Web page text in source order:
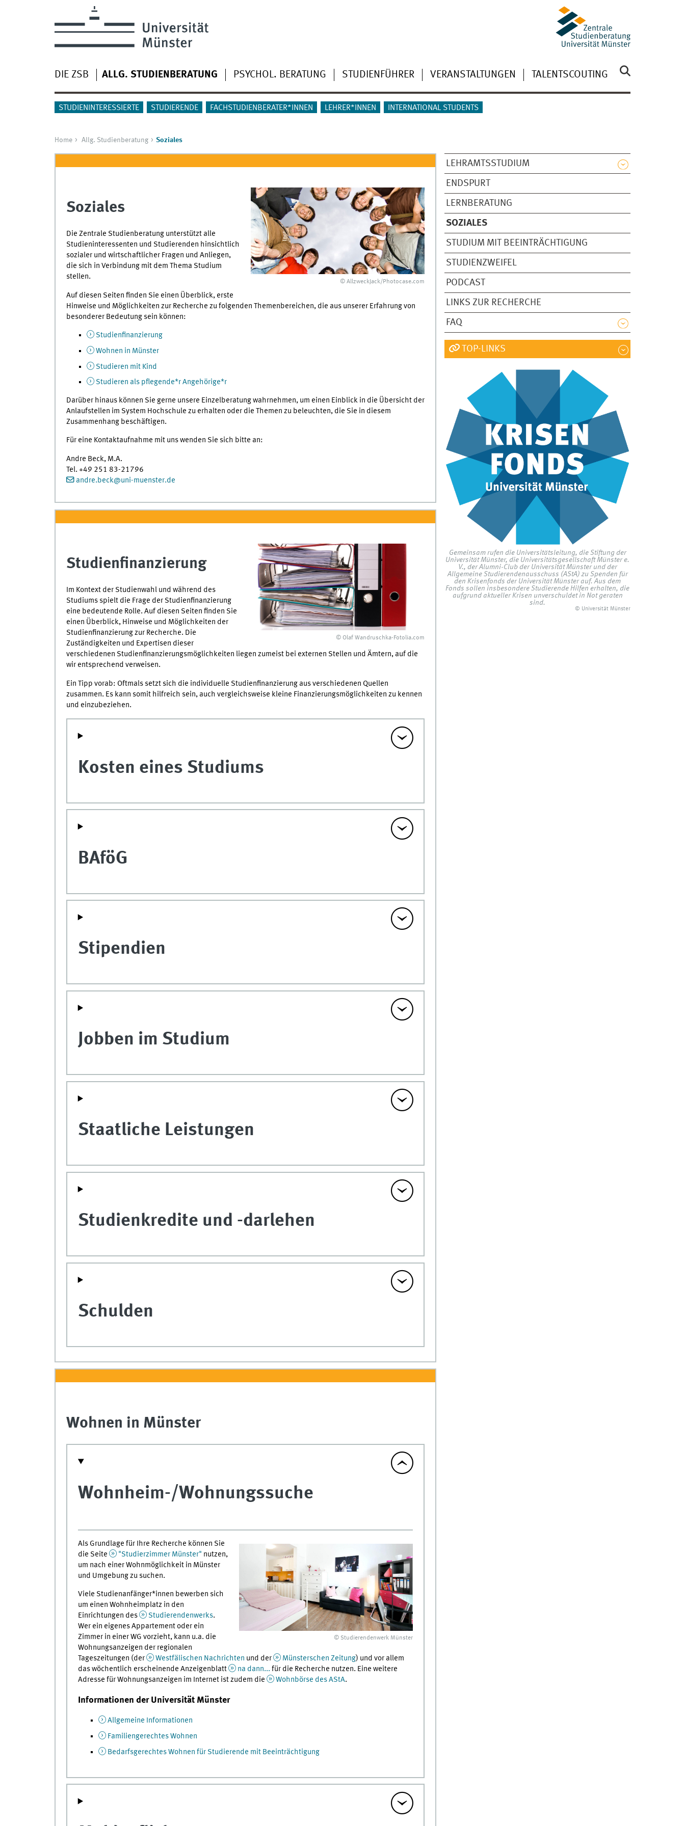
DIE ZSB ALLG. STUDIENBERATUNG PSYCHOL. BERATUNG STUDIENFÜHRER VERANSTALTUNGEN TALENTSCOUTING
STUDIENINTERESSIERTE STUDIERENDE FACHSTUDIENBERATER*INNEN LEHRER*INNEN INTERNATIONAL STUDENTS
Home Allg. Studienberatung Soziales
LEHRAMTSSTUDIUM
ENDSPURT
LERNBERATUNG
SOZIALES
STUDIUM MIT BEEINTRÄCHTIGUNG
STUDIENZWEIFEL
PODCAST
LINKS ZUR RECHERCHE
FAQ
© AllzweckJack/Photocase.com
Soziales
Die Zentrale Studienberatung unterstützt alle
Studieninteressenten und Studierenden hinsichtlich
sozialer und wirtschaftlicher Fragen und Anliegen,
die sich in Verbindung mit dem Thema Studium
stellen.
Auf diesen Seiten finden Sie einen Überblick, erste
Hinweise und Möglichkeiten zur Recherche zu folgenden Themenbereichen, die aus unserer Erfahrung von
besonderer Bedeutung sein können:
Studienfinanzierung
Wohnen in Münster
Studieren mit Kind
Studieren als pflegende*r Angehörige*r
Darüber hinaus können Sie gerne unsere Einzelberatung wahrnehmen, um einen Einblick in die Übersicht der
Anlaufstellen im System Hochschule zu erhalten oder die Themen zu beleuchten, die Sie in diesem
Zusammenhang beschäftigen.
Für eine Kontaktaufnahme mit uns wenden Sie sich bitte an:
Andre Beck, M.A.
Tel. +49 251 83-21796
andre.beck@uni-muenster.de
© Olaf Wandruschka-Fotolia.com
Studienfinanzierung
Im Kontext der Studienwahl und während des
Studiums spielt die Frage der Studienfinanzierung
eine bedeutende Rolle. Auf diesen Seiten finden Sie
einen Überblick, Hinweise und Möglichkeiten der
Studienfinanzierung zur Recherche. Die
Zuständigkeiten und Expertisen dieser
verschiedenen Studienfinanzierungsmöglichkeiten liegen zumeist bei externen Stellen und Ämtern, auf die
wir entsprechend verweisen.
Ein Tipp vorab: Oftmals setzt sich die individuelle Studienfinanzierung aus verschiedenen Quellen
zusammen. Es kann somit hilfreich sein, auch vergleichsweise kleine Finanzierungsmöglichkeiten zu kennen
und einzubeziehen.
Kosten eines Studiums
BAföG
Stipendien
Jobben im Studium
Staatliche Leistungen
Studienkredite und -darlehen
Schulden
Wohnen in Münster
Wohnheim-/Wohnungssuche
© Studierendenwerk Münster
Als Grundlage für Ihre Recherche können Sie
die Seite
"Studierzimmer Münster" nutzen,
um nach einer Wohnmöglichkeit in Münster
und Umgebung zu suchen.
Viele Studienanfänger*innen bewerben sich
um einen Wohnheimplatz in den
Einrichtungen des
Studierendenwerks.
Wer ein eigenes Appartement oder ein
Zimmer in einer WG vorzieht, kann u.a. die
Wohnungsanzeigen der regionalen
Tageszeitungen (der
Westfälischen Nachrichten und der Münsterschen Zeitung) und vor allem
das wöchentlich erscheinende Anzeigenblatt
na dann... für die Recherche nutzen. Eine weitere
Adresse für Wohnungsanzeigen im Internet ist zudem die
Wohnbörse des AStA.
Informationen der Universität Münster
Allgemeine Informationen
Familiengerechtes Wohnen
Bedarfsgerechtes Wohnen für Studierende mit Beeinträchtigung
TOP-LINKS
Gemeinsam rufen die Universitätsleitung, die Stiftung der
Universität Münster, die Universitätsgesellschaft Münster e.
V., der Alumni-Club der Universität Münster und der
Allgemeine Studierendenausschuss (AStA) zu Spenden für
den Krisenfonds der Universität Münster auf. Aus dem
Fonds sollen insbesondere Studierende Hilfen erhalten, die
aufgrund aktueller Krisen unverschuldet in Not geraten
sind.
© Universität Münster